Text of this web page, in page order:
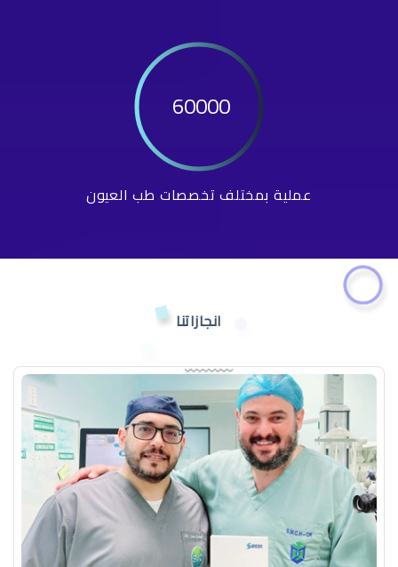
60000
عملية بمختلف تخصصات طب العيون
انجازاتنا